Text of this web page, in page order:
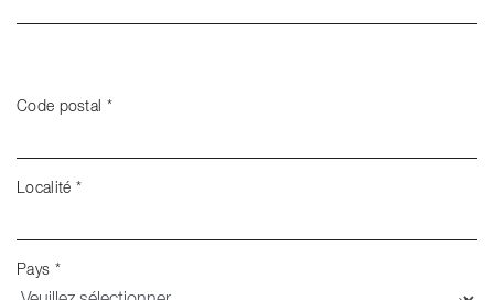
Code postal *
Localité *
Pays *